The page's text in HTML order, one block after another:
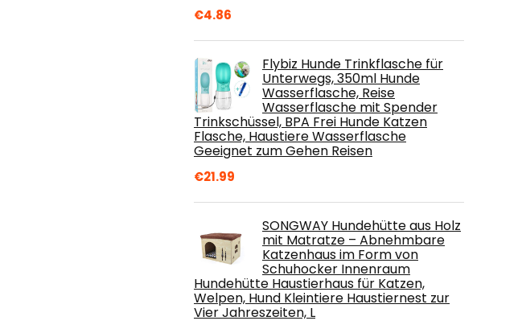
€4.86
Flybiz Hunde Trinkflasche für
Unterwegs, 350ml Hunde
Wasserflasche, Reise
Wasserflasche mit Spender
Trinkschüssel, BPA Frei Hunde Katzen
Flasche, Haustiere Wasserflasche
Geeignet zum Gehen Reisen
€21.99
SONGWAY Hundehütte aus Holz
mit Matratze – Abnehmbare
Katzenhaus im Form von
Schuhocker Innenraum
Hundehütte Haustierhaus für Katzen,
Welpen, Hund Kleintiere Haustiernest zur
Vier Jahreszeiten, L